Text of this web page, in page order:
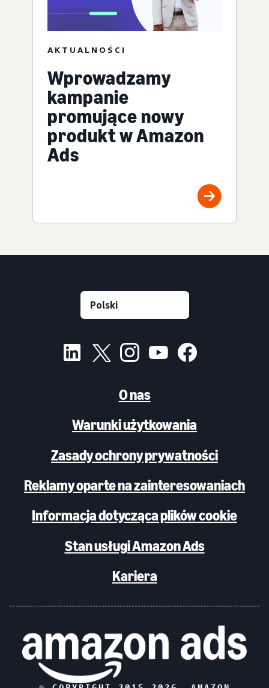
AKTUALNOŚCI
Wprowadzamy
kampanie
promujące nowy
produkt w Amazon
Ads
O nas
Warunki użytkowania
Zasady ochrony prywatności
Reklamy oparte na zainteresowaniach
Informacja dotycząca plików cookie
Stan usługi Amazon Ads
Kariera